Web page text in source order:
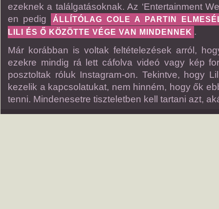
ezeknek a találgatásoknak. Az ‘Entertainment
en pedig
ÁLLÍTÓLAG COLE A PARTIN
LILI ÉS Ő KÖZÖTTE VÉGE VAN MINDENNEK .
Már korábban is voltak feltételezések arról,
ezekre mindig rá lett cáfolva videó vagy kép
posztoltak róluk Instagram-on. Tekintve, hogy
kezelik a kapcsolatukat, nem hinném, hogy ők
tenni. Mindenesetre tiszteletben kell tartani azt,